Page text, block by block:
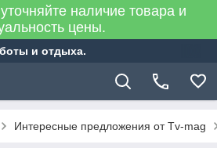
наличие товара и
цены.
и отдыха.
Интересные предложения от Tv-mag